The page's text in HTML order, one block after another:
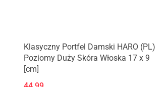
Klasyczny Portfel Damski HARO (PL)
Poziomy Duży Skóra Włoska 17 x 9
[cm]